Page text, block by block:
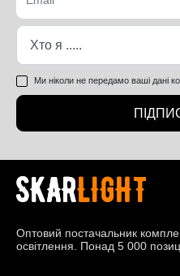
Ми ніколи не передамо ваші дані
Оптовий постачальник
освітлення. Понад 5 000